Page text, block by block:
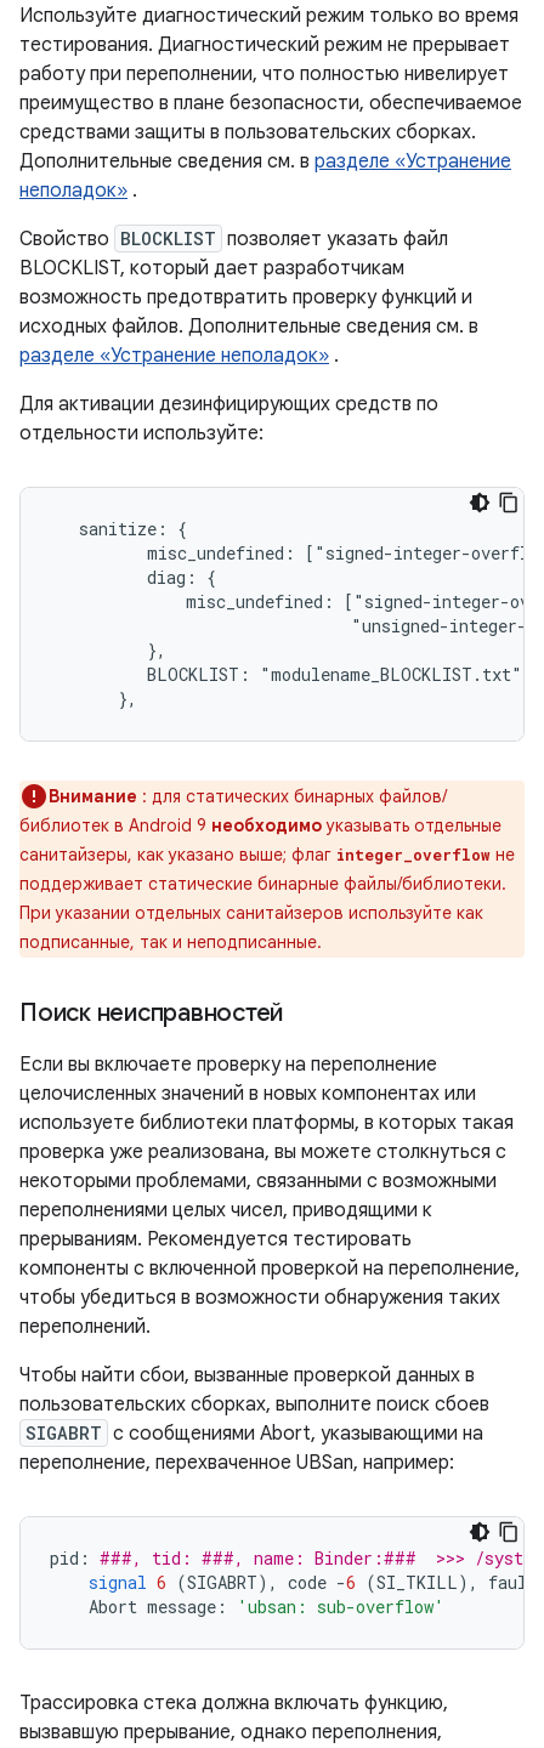
Используйте диагностический режим только во время
тестирования. Диагностический режим не прерывает
работу при переполнении, что полностью нивелирует
преимущество в плане безопасности, обеспечиваемое
средствами защиты в пользовательских сборках.
Дополнительные сведения см. в разделе «Устранение
неполадок» .
Свойство BLOCKLIST позволяет указать файл
BLOCKLIST, который дает разработчикам
возможность предотвратить проверку функций и
исходных файлов. Дополнительные сведения см. в
разделе «Устранение неполадок» .
Для активации дезинфицирующих средств по
отдельности используйте:
   sanitize: {
misc_undefined: ["signed-integer-
          diag: {
misc_undefined: ["signed-integer-
"unsigned-integer-
          },
          BLOCKLIST: "modulename_BLOCKLIST.txt",
       },
Внимание : для статических бинарных файлов/
библиотек в Android 9 необходимоуказывать отдельные
санитайзеры, как указано выше; флаг integer_overflow не
поддерживает статические бинарные файлы/библиотеки.
При указании отдельных санитайзеров используйте как
подписанные, так и неподписанные.
Поиск неисправностей
Если вы включаете проверку на переполнение
целочисленных значений в новых компонентах или
используете библиотеки платформы, в которых такая
проверка уже реализована, вы можете столкнуться с
некоторыми проблемами, связанными с возможными
переполнениями целых чисел, приводящими к
прерываниям. Рекомендуется тестировать
компоненты с включенной проверкой на переполнение,
чтобы убедиться в возможности обнаружения таких
переполнений.
Чтобы найти сбои, вызванные проверкой данных в
пользовательских сборках, выполните поиск сбоев
SIGABRT с сообщениями Abort, указывающими на
переполнение, перехваченное UBSan, например:
pid : ###, tid: ###, name: Binder:###  >>> /
signal 6 (SIGABRT), code -6 (SI_TKILL),
fault
Abort message : 'ubsan: sub-overflow'
Трассировка стека должна включать функцию,
вызвавшую прерывание, однако переполнения,